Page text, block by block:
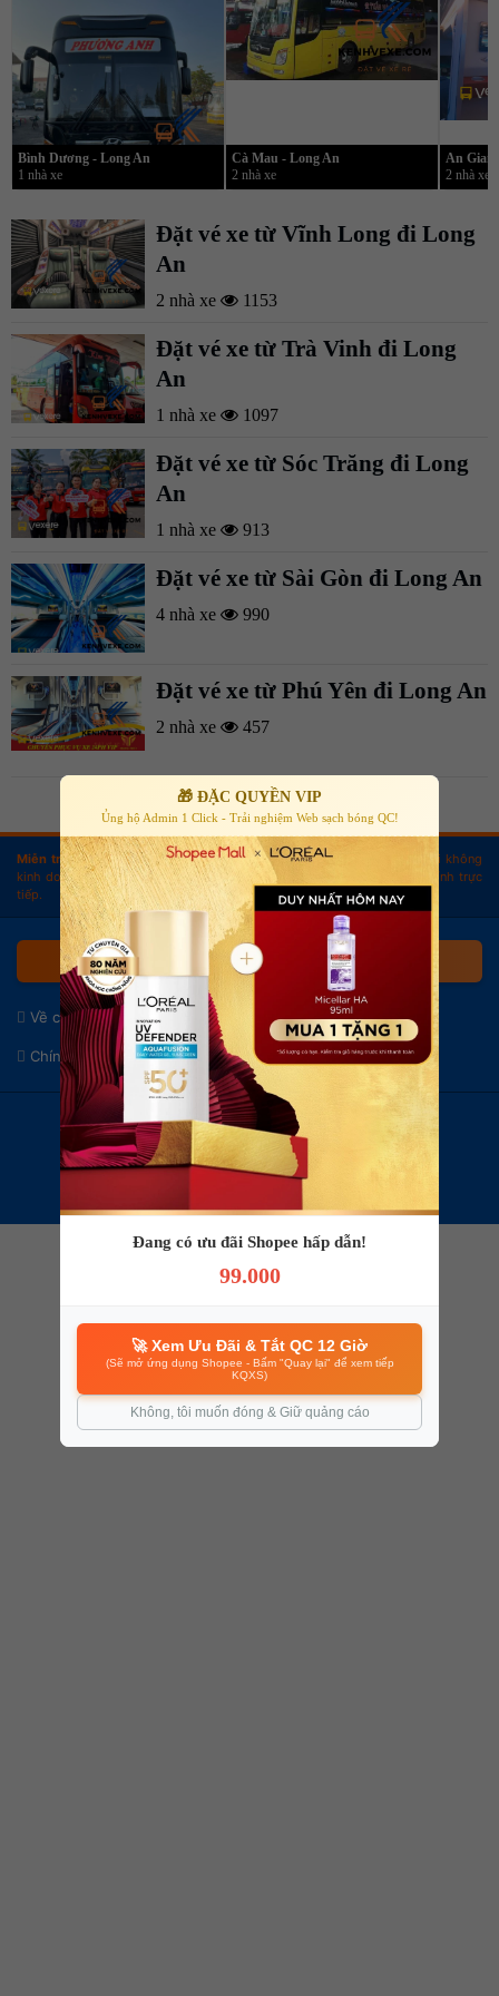
Bình Dương - Long An
1 nhà xe
Cà Mau - Long An
2 nhà xe
An
2 nhà xe
Đặt vé xe từ Vĩnh Long đi Long
An
2 nhà xe 1153
Đặt vé xe từ Trà Vinh đi Long
An
1 nhà xe 1097
Đặt vé xe từ Sóc Trăng đi Long
An
1 nhà xe 913
Đặt vé xe từ Sài Gòn đi Long An
4 nhà xe 990
Đặt vé xe từ Phú Yên đi Long An
2 nhà xe 457
Tải thêm
Miễn trừ trách nhiệm: Website là kênh thông tin tham khảo. Chúng tôi không
kinh doanh vận tải, không bán vé và không thực hiện giao dịch tài chính trực
tiếp.
CẢNH GIÁC KHI ĐẶT VÉ XE ONLINE
Về chúng tôi Liên hệ & Hợp tác
Chính sách bảo mật Điều khoản sử dụng
🎁 ĐẶC QUYỀN VIP
Ủng hộ Admin 1 Click - Trải nghiệm Web sạch bóng QC!
Đang có ưu đãi Shopee hấp dẫn!
99.000
🚀 Xem Ưu Đãi & Tắt QC 12 Giờ
(Sẽ mở ứng dụng Shopee - Bấm "Quay lại" để xem tiếp
KQXS)
Không, tôi muốn đóng & Giữ quảng cáo